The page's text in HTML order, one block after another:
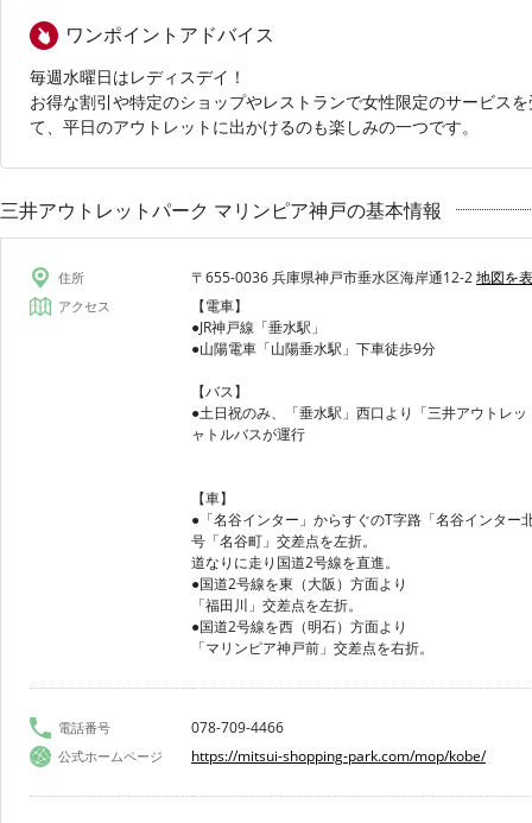
ワンポイントアドバイス
毎週水曜日はレディスデイ！
お得な割引や特定のショップやレストランで女性限定のサービス
て、平日のアウトレットに出かけるのも楽しみの一つです。
三井アウトレットパーク マリンピア神戸の基本情報
住所 〒655-0036 兵庫県神戸市垂水区海岸通12-2地図を
アクセス
【電車】
●JR神戸線「垂水駅」
●山陽電車「山陽垂水駅」下車徒歩9分
【バス】
●土日祝のみ、「垂水駅」西口より「三井アウトレ
ャトルバスが運行
【車】
●「名谷インター」からすぐのT字路「名谷インター
号「名谷町」交差点を左折。
道なりに走り国道2号線を直進。
●国道2号線を東（大阪）方面より
「福田川」交差点を左折。
●国道2号線を西（明石）方面より
「マリンピア神戸前」交差点を右折。
電話番号 078-709-4466
公式ホームページ https://mitsui-shopping-park.com/mop/kobe/